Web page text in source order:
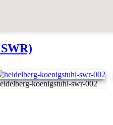
koenigstuhl-swr-002